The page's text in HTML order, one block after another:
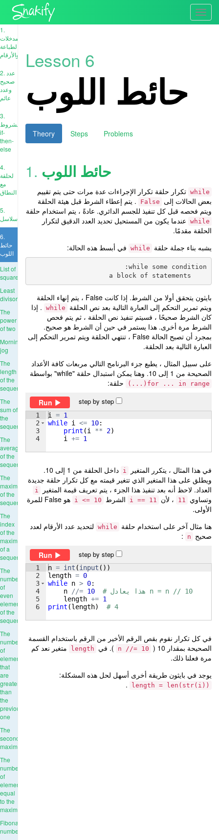
1.
المدخلات
والطباعة
والأرقام
2. عدد
صحيح
وعدد
عائم
3.
الشروط:
if-
then-
else
4.
لحلقة
مع
النطاق
5.
سلاسل
6.
حائط
اللوب
List of
squares
Least
divisor
The
power
of two
Morning
jog
The
length
of the
sequence
The
sum of
the
sequence
The
average
of the
sequence
The
maximum
of the
sequence
The
index
of the
maximum
of a
sequence
The
number
of
even
elements
of the
sequence
The
number
of
elements
that
are
greater
than
the
previous
one
The
second
maximum
The
number
of
elements
equal
to the
maximum
Fibonacci
numbers
Lesson 6
حائط اللوب
Theory Steps Problems
1. حائط اللوب
while تكرار حلقة تكرار الإجراءات عدة مرات حتى يتم تقييم
بعض الحالات إلى
False
. يتم إعطاء الشرط قبل هيئة الحلقة
ويتم فحصه قبل كل تنفيذ للجسم الدائري. عادةً ، يتم استخدام حلقة
while عندما يكون من المستحيل تحديد العدد الدقيق لتكرار
الحلقة مقدمًا.
يشبه بناء جملة حلقة
while في أبسط هذه الحالة:
بايثون يتحقق أولا من الشرط. إذا كانت False ، يتم إنهاء الحلقة
ويتم تمرير التحكم إلى العبارة التالية بعد نص الحلقة
while . إذا
كان الشرط صحيحًا ، فسيتم تنفيذ نص الحلقة ، ثم يتم فحص
الشرط مرة أخرى. هذا يستمر في حين أن الشرط هو صحيح.
بمجرد أن تصبح الحالة False ، تنتهي الحلقة ويتم تمرير التحكم إلى
العبارة التالية بعد الحلقة.
على سبيل المثال ، يطبع جزء البرنامج التالي مربعات كافة الأعداد
الصحيحة من 1 إلى 10. وهنا يمكن استبدال حلقة "while" بواسطة
for ... in range(...)
حلقة:
Run
step by step
1
2
3
4
i = 1
while i <= 10:
print (i ** 2)
i
+= 1
في هذا المثال ، يتكرر المتغير i
داخل الحلقة من 1 إلى 10.
ويطلق على هذا المتغير الذي تتغير قيمته مع كل تكرار حلقة جديدة
العداد. لاحظ أنه بعد تنفيذ هذا الجزء ، يتم تعريف قيمة المتغير
i
وتساوي 11 ، لأن i == 11 الشرط i <= 10
هو False للمرة
الأولى.
هنا مثال آخر على استخدام حلقة
while لتحديد عدد الأرقام لعدد
صحيح
n
:
Run
step by step
1
2
3
4
5
6
n = int (input ( ))
length = 0
while n > 0:
n
//= 10
# هذا يعادل n = n // 10
length += 1
print (length) # 4
في كل تكرار نقوم بقص الرقم الأخير من الرقم باستخدام القسمة
الصحيحة بمقدار 10 (
n //= 10 ). في length
متغير نعد كم
مرة فعلنا ذلك.
يوجد في بايثون طريقة أخرى أسهل لحل هذه المشكلة:
length = len(str(i))
.